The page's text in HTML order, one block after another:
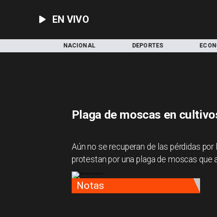
EN VIVO
DEPORTES ECONOMÍA
Notas
Plaga de moscas en
Aún no se recuperan de las pérdidas
protestan por una plaga de moscas